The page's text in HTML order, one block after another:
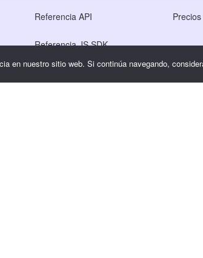
Referencia API
Referencia JS SDK
Precios
en nuestro sitio web. Si continúa navegando,